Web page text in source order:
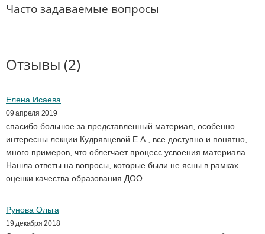
Часто задаваемые вопросы
Отзывы (2)
Елена Исаева
09 апреля 2019
спасибо большое за представленный материал, особенно
интересны лекции Кудрявцевой Е.А., все доступно и понятно,
много примеров, что облегчает процесс усвоения материала.
Нашла ответы на вопросы, которые были не ясны в рамках
оценки качества образования ДОО.
Рунова Ольга
19 декабря 2018